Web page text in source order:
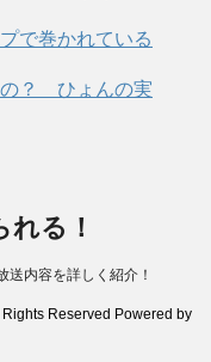
で巻かれている
の？ ひょんの実
る！
送内容を詳しく紹介！
Reserved Powered by